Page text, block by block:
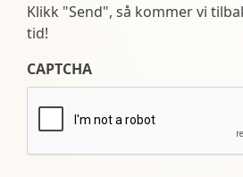
Klikk "Send", så kommer vi
tid!
CAPTCHA